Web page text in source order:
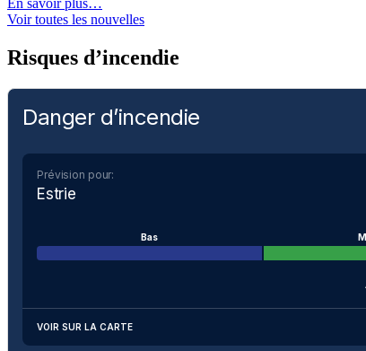
En savoir plus…
Voir toutes les nouvelles
Risques d’incendie
Danger d’incendie
Prévision pour:
Estrie
Bas
VOIR SUR LA CARTE